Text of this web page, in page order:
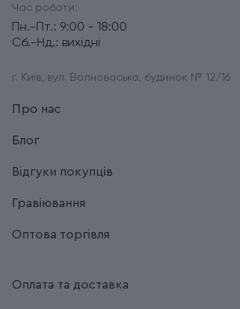
Час роботи:
Пн.-Пт.: 9:00 - 18:00
Сб.-Нд.: вихідні
г. Київ, вул. Волноваська, будинок № 12/16
Про нас
Блог
Відгуки покупців
Гравіювання
Оптова торгівля
Оплата та доставка